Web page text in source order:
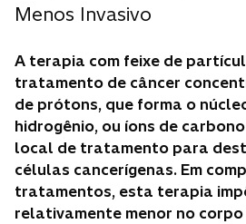
Menos Invasivo
A terapia com feixe de
tratamento de câncer
de prótons, que forma o
hidrogênio, ou íons de
local de tratamento para
células cancerígenas. Em
tratamentos, esta terapia
relativamente menor no